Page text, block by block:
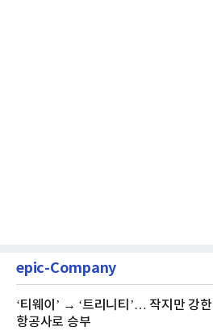
epic-Company
‘티웨이’ → ‘트리니티’… 작지만 강한
항공사로 승부